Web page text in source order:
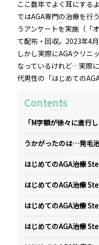
ここ数年でよく耳にする
ではAGA専門の治療を行
うアンケートを実施（「
て配布・回収。2023年4
しかし実際にAGAクリニ
なっているけれど…実際
代男性の「はじめての
Contents
「M字額が徐々に進行
うかがったのは…発毛
はじめてのAGA治療
はじめてのAGA治療
はじめてのAGA治療
はじめてのAGA治療